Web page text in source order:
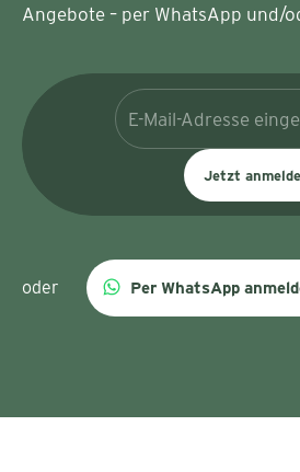
Angebote – per WhatsApp und/
Jetzt
oder Per WhatsApp